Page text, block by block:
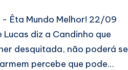
- Êta Mundo Melhor! 22/09
diz a Candinho que
desquitada, não poderá se
percebe que pode…